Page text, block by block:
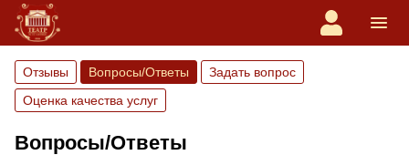
Отзывы Вопросы/Ответы
Задать вопрос
Оценка качества услуг
Вопросы/Ответы